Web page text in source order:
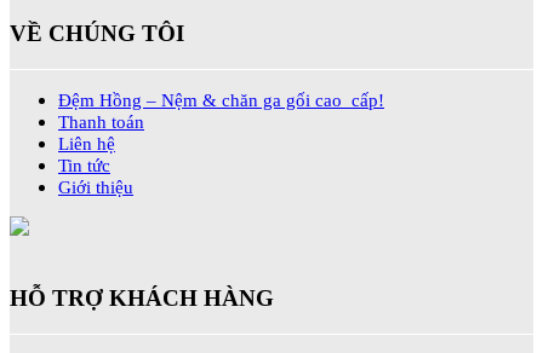
VỀ CHÚNG TÔI
Đệm Hồng – Nệm & chăn ga gối cao cấp!
Thanh toán
Liên hệ
Tin tức
Giới thiệu
HỖ TRỢ KHÁCH HÀNG